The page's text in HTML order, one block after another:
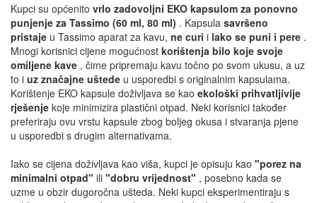
Kupci su općenito vrlo zadovoljni EKO kapsulom za ponovno
punjenje za Tassimo (60 ml, 80 ml) . Kapsula savršeno
pristaje u Tassimo aparat za kavu, ne curi i lako se puni i pere .
Mnogi korisnici cijene mogućnost korištenja bilo koje svoje
omiljene kave , čime pripremaju kavu točno po svom ukusu, a uz
to i uz značajne uštede u usporedbi s originalnim kapsulama.
Korištenje EKO kapsule doživljava se kao ekološki prihvatljivije
rješenje koje minimizira plastični otpad. Neki korisnici također
preferiraju ovu vrstu kapsule zbog boljeg okusa i stvaranja pjene
u usporedbi s drugim alternativama.
Iako se cijena doživljava kao viša, kupci je opisuju kao "porez na
minimalni otpad" ili "dobru vrijednost" , posebno kada se
uzme u obzir dugoročna ušteda. Neki kupci eksperimentiraju s